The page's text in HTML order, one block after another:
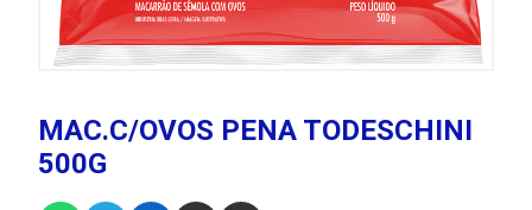
MAC.C/OVOS PENA TODESCHINI
500G